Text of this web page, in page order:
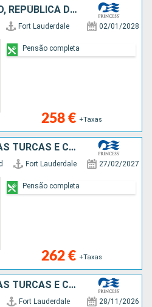
BAHAMAS, PORTO RICO, REPÚBLICA DOMINICANA, ILHAS TURCAS E CAICOS, ESTADOS UNIDOS
Fort Lauderdale 02/01/2028
258 € +Taxas
Pensão completa
ESTADOS UNIDOS, ILHAS TURCAS E CAICOS, REPÚBLICA DOMINICANA, BAHAMAS
Fort Lauderdale 27/02/2027
262 € +Taxas
Pensão completa
ESTADOS UNIDOS, ILHAS TURCAS E CAICOS, REPÚBLICA DOMINICANA, BAHAMAS
Fort Lauderdale 28/11/2026